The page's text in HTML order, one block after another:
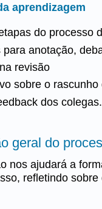
aprendizagem
do processo
anotação,
revisão
sobre o rascunho
dos colegas.
geral do
nos ajudará a
refletindo